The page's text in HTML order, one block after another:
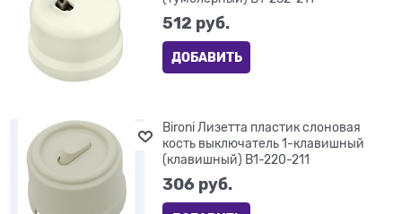
512 руб.
ДОБАВИТЬ
Bironi Лизетта пластик слоновая
кость выключатель 1-клавишный
(клавишный) B1-220-211
306 руб.